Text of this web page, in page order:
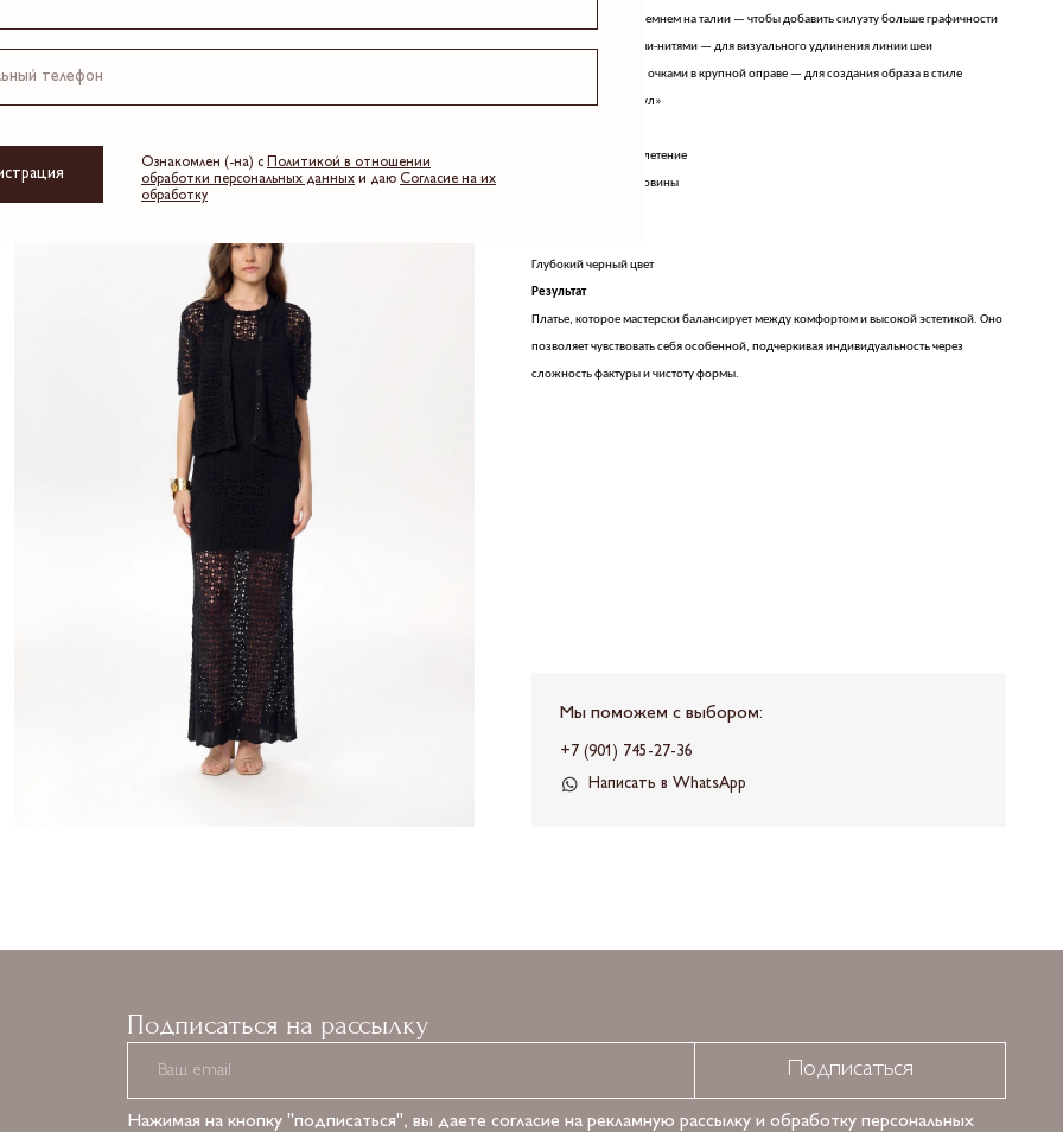
Ознакомлен (-на) с
Политикой в отношении
обработки персональных данных и даю Согласие на их
обработку
С тонким кожаным ремнем на талии — чтобы добавить силуэту больше графичности
С длинными серьгами-нитями — для визуального удлинения линии шеи
С солнцезащитными очками в крупной оправе — для создания образа в стиле
«итальянских каникул»
Сложное ажурное плетение
Круглый вырез горловины
Глубокий черный цвет
Результат
Платье, которое мастерски балансирует между комфортом и высокой эстетикой. Оно
позволяет чувствовать себя особенной, подчеркивая индивидуальность через
сложность фактуры и чистоту формы.
Мы поможем с выбором:
+7 (901) 745-27-36
Написать в WhatsApp
Подписаться на рассылку
Подписаться
Нажимая на кнопку "подписаться", вы даете согласие на рекламную рассылку и обработку персональных